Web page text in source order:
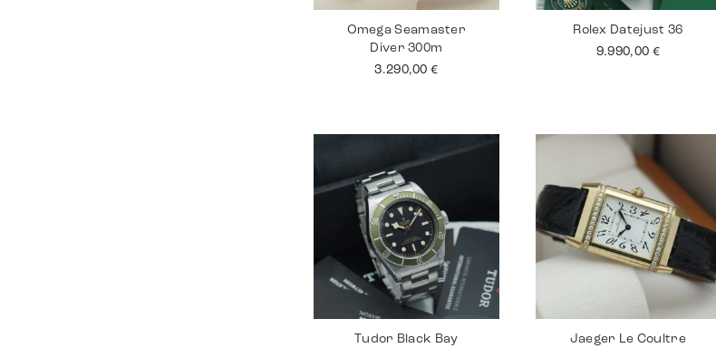
Omega Seamaster
Diver 300m
3.290,00€
Rolex Datejust 36
9.990,00 €
Tudor Black Bay
Jaeger Le Coultre